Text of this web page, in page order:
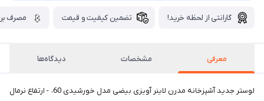
گارانتی از لحظه خرید! تضمین کیفیت و قیمت مصرف
معرفی مشخصات دیدگاه‌ها
لوستر جدید آشپزخانه مدرن لاینر آویزی بیضی مدل خورشیدی 60، - ارتفاع نرمال